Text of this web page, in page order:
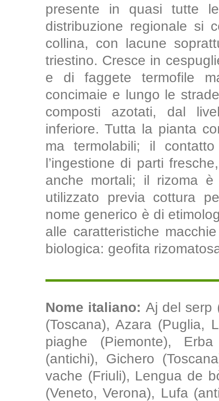
presente in quasi tutte
distribuzione regionale si
collina, con lacune
triestino. Cresce in
e di faggete termofile
concimaie e lungo le
composti azotati, dal
inferiore. Tutta la pianta
ma termolabili; il
l’ingestione di parti
anche mortali; il rizoma
utilizzato previa cottura
nome generico è di
alle caratteristiche
biologica: geofita
Nome italiano: Aj del serp
(Toscana), Azara (Puglia,
piaghe (Piemonte),
(antichi), Gichero
vache (Friuli), Lengua de
(Veneto, Verona), Lufa